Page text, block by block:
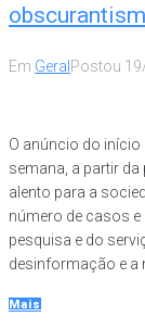
Em Geral Postou
O anúncio do
semana, a partir
alento para a
número de casos
pesquisa e do
desinformação e a
Mais